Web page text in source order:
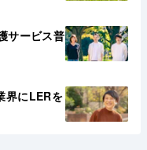
サービス普
界にLERを